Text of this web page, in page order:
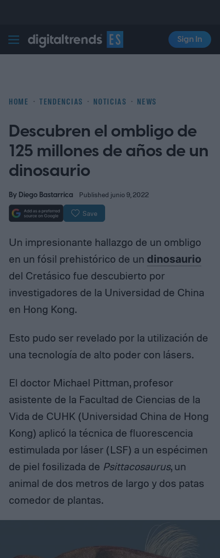
Digital Trends Español
Sign In
HOME TENDENCIAS NOTICIAS NEWS
Descubren el ombligo de
125 millones de años de un
dinosaurio
By Diego Bastarrica Published junio 9, 2022
Save
Un impresionante hallazgo de un ombligo
en un fósil prehistórico de un dinosaurio
del Cretásico fue descubierto por
investigadores de la Universidad de China
en Hong Kong.
Esto pudo ser revelado por la utilización de
una tecnología de alto poder con lásers.
El doctor Michael Pittman, profesor
asistente de la Facultad de Ciencias de la
Vida de CUHK (Universidad China de Hong
Kong) aplicó la técnica de fluorescencia
estimulada por láser (LSF) a un espécimen
de piel fosilizada de Psittacosaurus, un
animal de dos metros de largo y dos patas
comedor de plantas.